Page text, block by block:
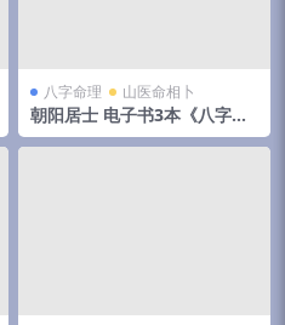
八字命理 山医命相卜
朝阳居士 电子书3本《八字象
法大成》《八字象法归踪》《
八字组合技巧》 夸克网盘下载